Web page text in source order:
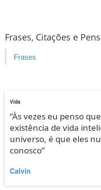
Frases, Citações e
Frases
Vida
“Às vezes eu penso
existência de vida
universo, é que eles
conosco”
Calvin